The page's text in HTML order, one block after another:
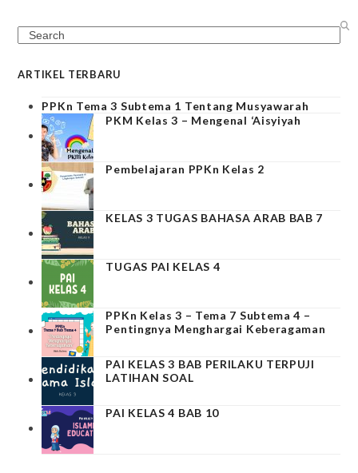
Search
ARTIKEL TERBARU
PPKn Tema 3 Subtema 1 Tentang Musyawarah
PKM Kelas 3 – Mengenal ‘Aisyiyah
Pembelajaran PPKn Kelas 2
KELAS 3 TUGAS BAHASA ARAB BAB 7
TUGAS PAI KELAS 4
PPKn Kelas 3 – Tema 7 Subtema 4 –
Pentingnya Menghargai Keberagaman
PAI KELAS 3 BAB PERILAKU TERPUJI
LATIHAN SOAL
PAI KELAS 4 BAB 10